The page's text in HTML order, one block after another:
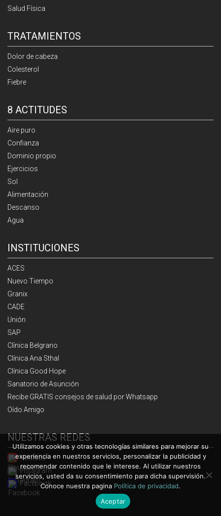
Salud Física
TRATAMIENTOS
Dolor de cabeza
Colesterol
Fiebre
8 ACTITUDES
Aire puro
Confianza
Dominio propio
Ejercicios
Sol
Alimentación
Descanso
Agua
INSTITUCIONES
ACES
Nuevo Tiempo
Granix
CADE
Unión
SAP
Clínica Belgrano
Clínica Ana Sthal
Clínica Good Hope
Sanatorio de Asunción
Recibe GRATIS consejos de salud por Whatsapp
Oído Amigo
NUESTRAS REDES
Youtube
Instagram
Facebook
Utilizamos cookies y otras tecnologías similares para mejorar su
experiencia en nuestros servicios, personalizar la publicidad y
recomendar contenido que le interese. Al utilizar nuestros
servicios, usted da su consentimiento para dicha supervisión.
Conoce nuestra pagina Política de privacidad.
Aceptar